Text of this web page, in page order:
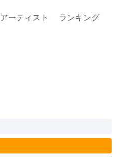
アーティスト ランキング